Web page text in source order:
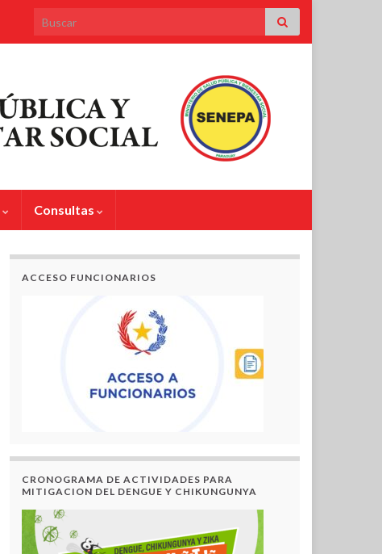
Search for:
Consultas
ACCESO FUNCIONARIOS
CRONOGRAMA DE ACTIVIDADES PARA
MITIGACION DEL DENGUE Y CHIKUNGUNYA